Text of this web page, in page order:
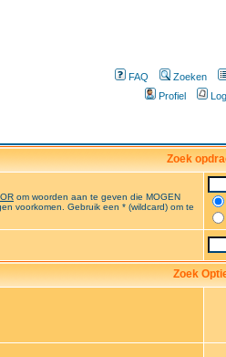
FAQ Zoeken
Profiel
Zoek
OR om woorden aan te geven die MOGEN
voorkomen. Gebruik een * (wildcard) om te
Zoek